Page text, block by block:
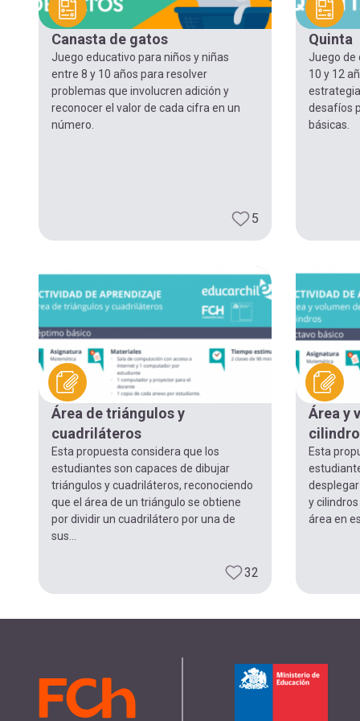
navegación
Canasta de gatos
Juego educativo para niños y niñas
entre 8 y 10 años para resolver
problemas que involucren adición y
reconocer el valor de cada cifra en un
número.
5
Quinta
Juego de
10 y 12
desafíos
básicas.
Área de triángulos y
cuadriláteros
Esta propuesta considera que los
estudiantes son capaces de dibujar
triángulos y cuadriláteros, reconociendo
que el área de un triángulo se obtiene
por dividir un cuadrilátero por una de
sus...
32
Área y
Esta
y
área en